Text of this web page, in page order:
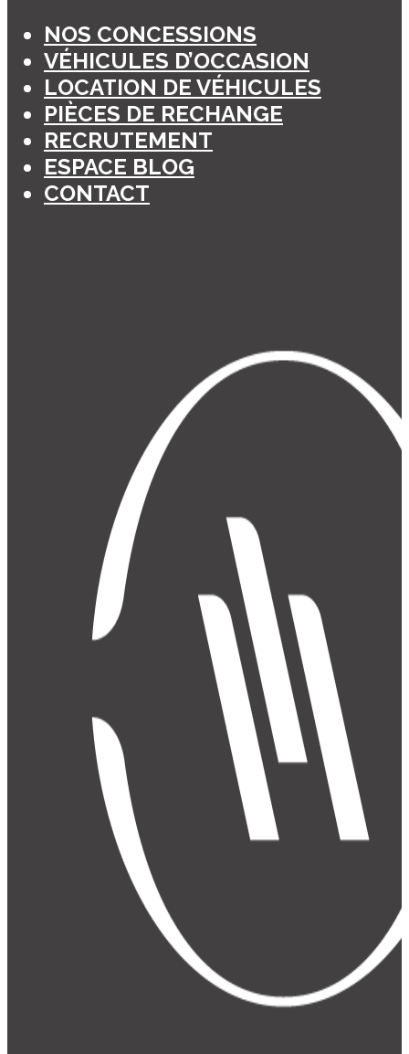
NOS CONCESSIONS
VÉHICULES D’OCCASION
LOCATION DE VÉHICULES
PIÈCES DE RECHANGE
RECRUTEMENT
ESPACE BLOG
CONTACT